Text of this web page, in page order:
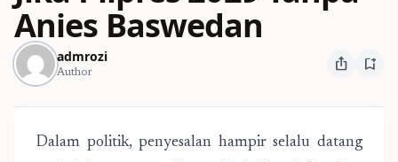
Anies Baswedan
admrozi
Author ios_share bookmark_add
Dalam politik, penyesalan hampir selalu datang